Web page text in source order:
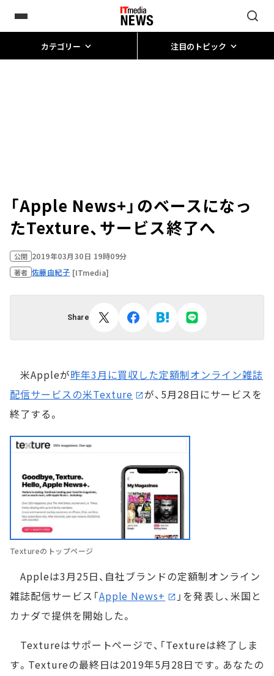
カテゴリー 注目のトピック
「Apple News+」のベースになっ
たTexture、サービス終了へ
公開 2019年03月30日 19時09分
著者 佐藤由紀子 [ITmedia]
Share
米Appleが昨年3月に買収した定額制オンライン雑誌
配信サービスの米Texture
が、5月28日にサービスを
終了する。
Textureのトップページ
Appleは3月25日、自社ブランドの定額制オンライン
雑誌配信サービス「Apple News+
」を発表し、米国と
カナダで提供を開始した。
Textureはサポートページで、「Textureは終了しま
す。Textureの最終日は2019年5月28日です。あなたの